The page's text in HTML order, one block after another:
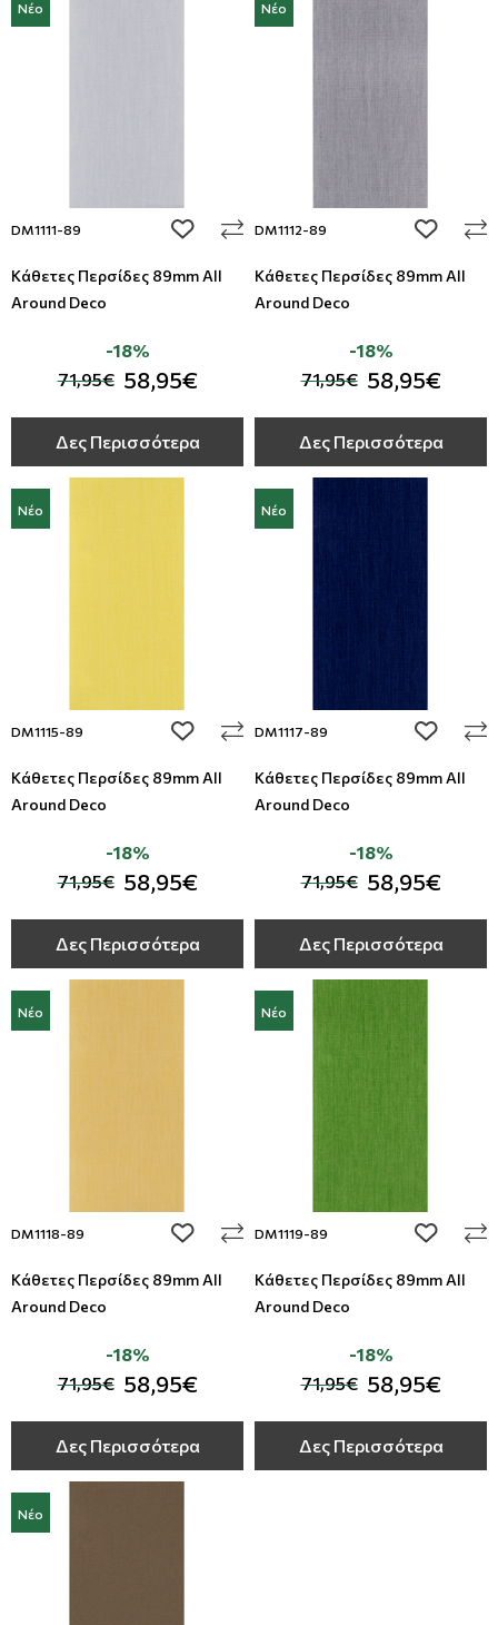
Νέο
DM1111-89 add to wishlist
Κάθετες Περσίδες 89mm All
Around Deco
71,95€ 58,95€
-18%
Δες Περισσότερα
Νέο
DM1112-89 add to
Κάθετες Περσίδες 89mm All
Around Deco
71,95€ 58,95€
-18%
Δες Περισσότερα
Νέο
DM1115-89 add to wishlist
Κάθετες Περσίδες 89mm All
Around Deco
71,95€ 58,95€
-18%
Δες Περισσότερα
Νέο
DM1117-89 add to
Κάθετες Περσίδες 89mm All
Around Deco
71,95€ 58,95€
-18%
Δες Περισσότερα
Νέο
DM1118-89 add to wishlist
Κάθετες Περσίδες 89mm All
Around Deco
71,95€ 58,95€
-18%
Δες Περισσότερα
Νέο
DM1119-89 add to
Κάθετες Περσίδες 89mm All
Around Deco
71,95€ 58,95€
-18%
Δες Περισσότερα
Νέο